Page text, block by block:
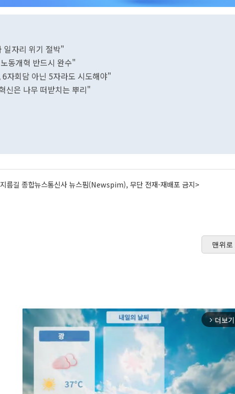
일자리 위기 절박"
동개혁 반드시 완수"
자회담 아닌 5자라도 시도해야"
신은 나무 떠받치는 뿌리"
름길 종합뉴스통신사 뉴스핌(Newspim), 무단 전재-재배포 금지>
맨위로
arrow_forward_ios 더보기